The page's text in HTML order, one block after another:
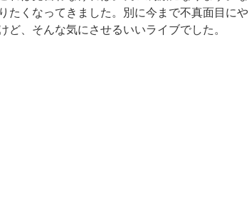
たくなってきました。別に今まで不真面目にや
ど、そんな気にさせるいいライブでした。